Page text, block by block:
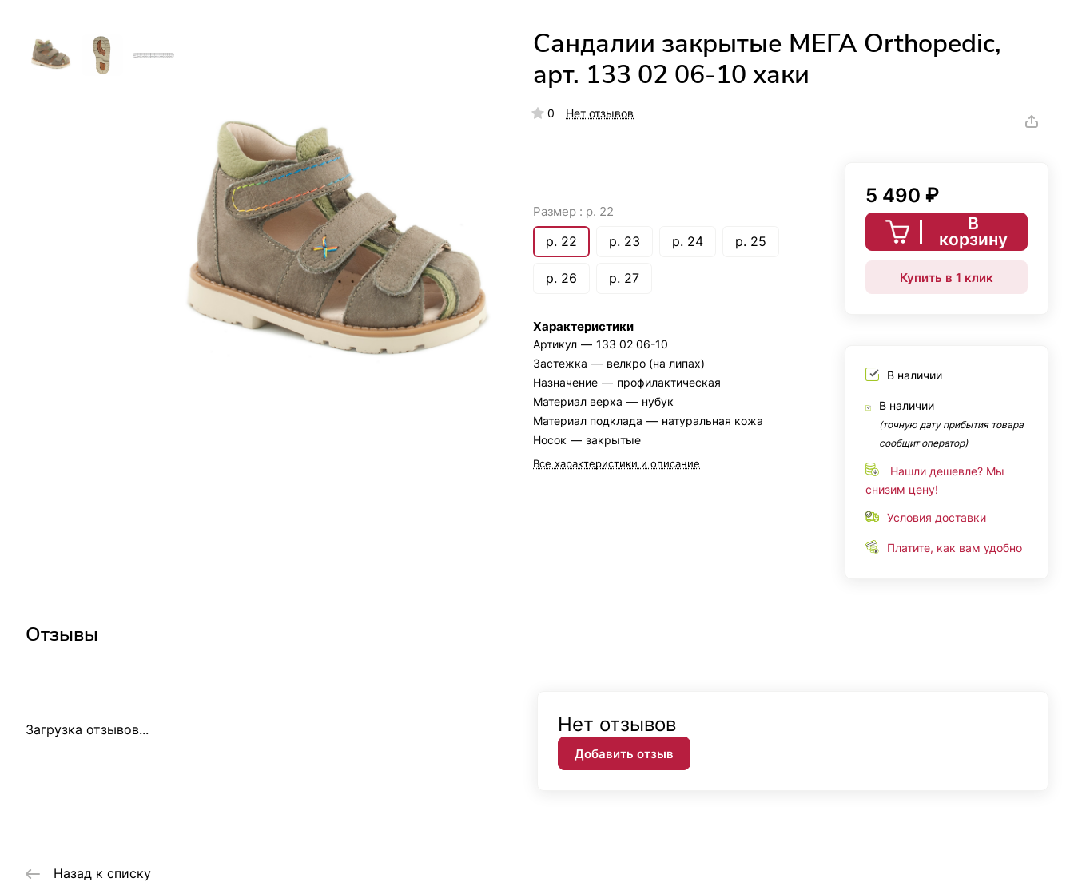
Сандалии закрытые МЕГА Orthopedic,
арт. 133 02 06-10 хаки
0 Нет отзывов
Размер : р. 22
р. 22 р. 23 р. 24 р. 25
р. 26 р. 27
Характеристики
Артикул — 133 02 06-10
Застежка — велкро (на липах)
Назначение — профилактическая
Материал верха — нубук
Материал подклада — натуральная кожа
Носок — закрытые
Все характеристики и описание
5 490 ₽
В
корзину
Купить в 1 клик
В наличии
В наличии
(точную дату прибытия товара
сообщит оператор)
Нашли дешевле? Мы
снизим цену!
Условия доставки
Платите, как вам удобно
Отзывы
Загрузка отзывов... Нет отзывов
Добавить отзыв
Назад к списку